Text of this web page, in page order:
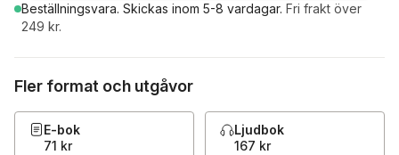
Beställningsvara. Skickas inom 5-8 vardagar. Fri frakt över
249 kr.
Fler format och utgåvor
E-bok
71 kr
Ljudbok
167 kr